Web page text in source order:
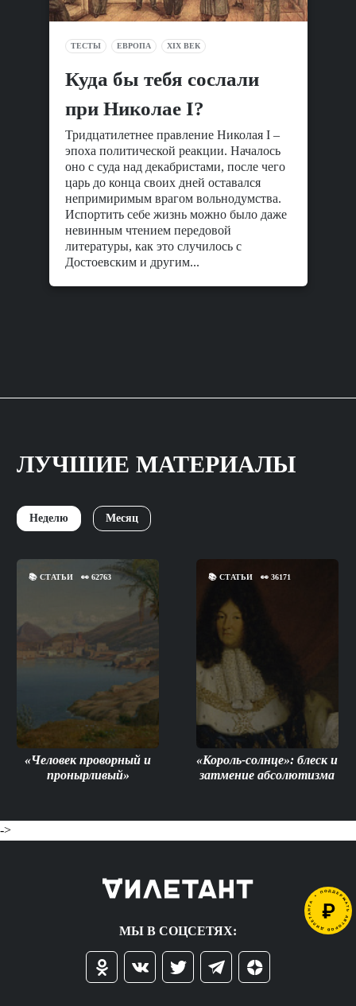
ТЕСТЫ ЕВРОПА XIX ВЕК
Куда бы тебя сослали
при Николае I?
Тридцатилетнее правление Николая I –
эпоха политической реакции. Началось
оно с суда над декабристами, после чего
царь до конца своих дней оставался
непримиримым врагом вольнодумства.
Испортить себе жизнь можно было даже
невинным чтением передовой
литературы, как это случилось с
Достоевским и другим...
ЛУЧШИЕ МАТЕРИАЛЫ
Неделю Месяц
📚 СТАТЬИ 👀 62763
«Человек проворный и
пронырливый»
📚СТАТЬИ 👀36171
«Король-солнце»: блеск и
затмение абсолютизма
->
МЫ В СОЦСЕТЯХ: